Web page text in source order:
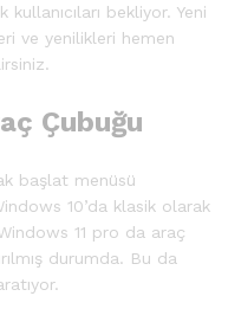
bekliyor. Yeni
ve yenilikleri hemen
Çubuğu
başlat menüsü
10’da klasik olarak
11 pro da araç
durumda. Bu da